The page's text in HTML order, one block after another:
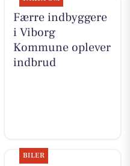
Færre indbyggere
i Viborg
Kommune oplever
indbrud
BILER